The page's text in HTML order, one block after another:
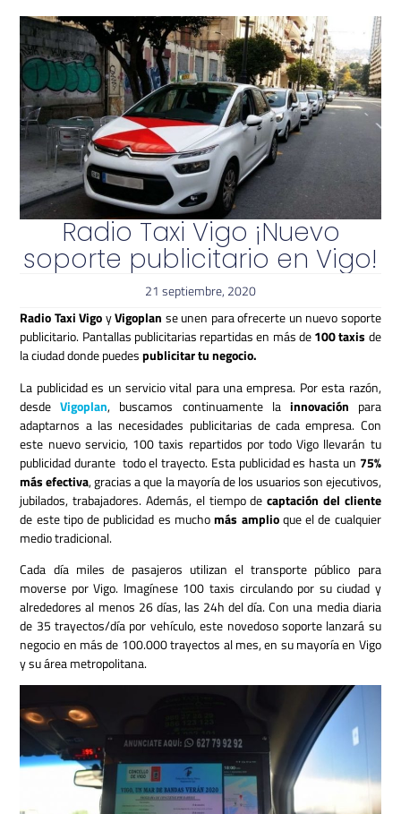
Radio Taxi Vigo ¡Nuevo
soporte publicitario en Vigo!
21 septiembre, 2020
Radio Taxi VigoyVigoplan se unen para ofrecerte un nuevo soporte
publicitario. Pantallas publicitarias repartidas en más de100 taxis de
la ciudad donde puedespublicitar tu negocio.
La publicidad es un servicio vital para una empresa. Por esta razón,
desdeVigoplan, buscamos continuamente la innovación para
adaptarnos a las necesidades publicitarias de cada empresa. Con
este nuevo servicio, 100 taxis repartidos por todo Vigo llevarán tu
publicidad durante todo el trayecto. Esta publicidad es hasta un 75%
más efectiva, gracias a que la mayoría de los usuarios son ejecutivos,
jubilados, trabajadores. Además, el tiempo decaptación del cliente
de este tipo de publicidad es muchomás amplioque el de cualquier
medio tradicional.
Cada día miles de pasajeros utilizan el transporte público para
moverse por Vigo. Imagínese 100 taxis circulando por su ciudad y
alrededores al menos 26 días, las 24h del día. Con una media diaria
de 35 trayectos/día por vehículo, este novedoso soporte lanzará su
negocio en más de 100.000 trayectos al mes, en su mayoría en Vigo
y su área metropolitana.